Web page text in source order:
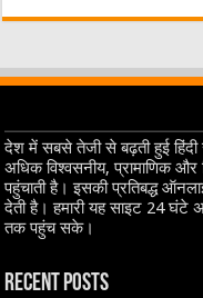
देश में सबसे तेजी से बढ़ती हुई हिंदी
अधिक विश्वसनीय, प्रामाणिक और
पहुंचाती है। इसकी प्रतिबद्ध
देती है। हमारी यह साइट 24 घंटे
तक पहुंच सके।
Recent Posts